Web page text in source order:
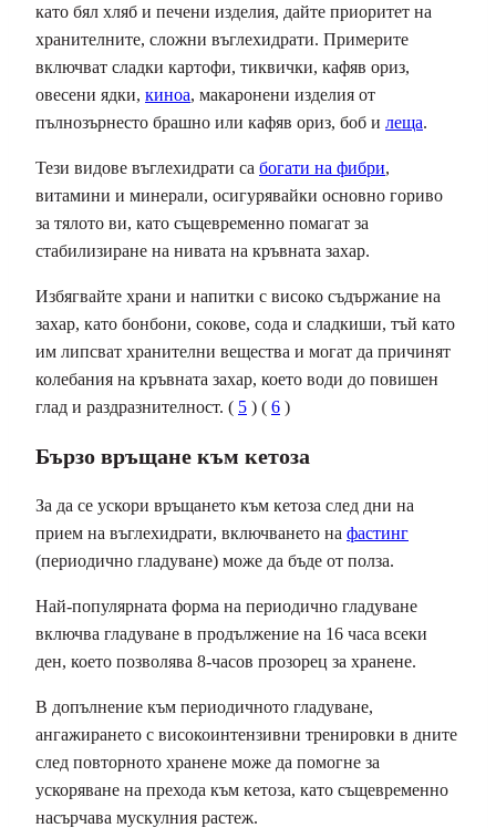
като бял хляб и печени изделия, дайте приоритет на
хранителните, сложни въглехидрати. Примерите
включват сладки картофи, тиквички, кафяв ориз,
овесени ядки, киноа, макаронени изделия от
пълнозърнесто брашно или кафяв ориз, боб и леща.
Тези видове въглехидрати са богати на фибри,
витамини и минерали, осигурявайки основно гориво
за тялото ви, като същевременно помагат за
стабилизиране на нивата на кръвната захар.
Избягвайте храни и напитки с високо съдържание на
захар, като бонбони, сокове, сода и сладкиши, тъй като
им липсват хранителни вещества и могат да причинят
колебания на кръвната захар, което води до повишен
глад и раздразнителност. ( 5 ) ( 6 )
Бързо връщане към кетоза
За да се ускори връщането към кетоза след дни на
прием на въглехидрати, включването на фастинг
(периодично гладуване) може да бъде от полза.
Най-популярната форма на периодично гладуване
включва гладуване в продължение на 16 часа всеки
ден, което позволява 8-часов прозорец за хранене.
В допълнение към периодичното гладуване,
ангажирането с високоинтензивни тренировки в дните
след повторното хранене може да помогне за
ускоряване на прехода към кетоза, като същевременно
насърчава мускулния растеж.